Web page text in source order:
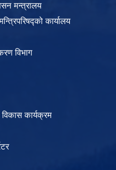
मन्त्रालय
कार्यालय
विभाग
कार्यक्रम